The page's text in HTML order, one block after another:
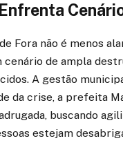
Fora não é menos
cenário de ampla
A gestão
da crise, a prefeita
buscando
estejam